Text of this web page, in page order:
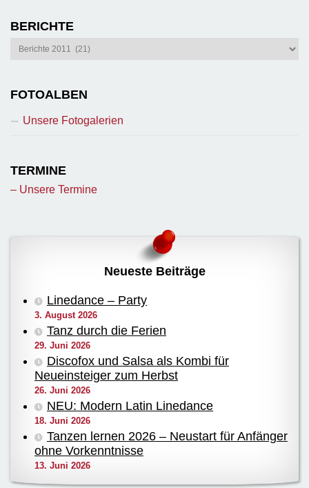
BERICHTE
Berichte
FOTOALBEN
Unsere Fotogalerien
TERMINE
– Unsere Termine
Neueste Beiträge
Linedance – Party
3. August 2026
Tanz durch die Ferien
29. Juni 2026
Discofox und Salsa als Kombi für
Neueinsteiger zum Herbst
26. Juni 2026
NEU: Modern Latin Linedance
18. Juni 2026
Tanzen lernen 2026 – Neustart für Anfänger
ohne Vorkenntnisse
13. Juni 2026